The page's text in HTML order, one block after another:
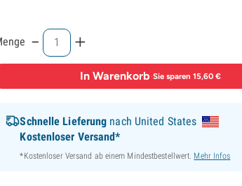
- +
In Warenkorb·Sie sparen 15,60 €
Schnelle Lieferung nach United States
Kostenloser Versand*
*Kostenloser Versand ab einem Mindestbestellwert. Mehr Infos